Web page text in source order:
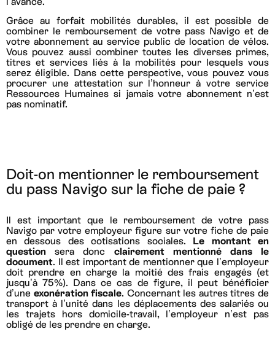
Grâce au forfait mobilités durables, il est possible de
combiner le remboursement de votre pass Navigo et de
votre abonnement au service public de location de vélos.
Vous pouvez aussi combiner toutes les diverses primes,
titres et services liés à la mobilités pour lesquels vous
serez éligible. Dans cette perspective, vous pouvez vous
procurer une attestation sur l’honneur à votre service
Ressources Humaines si jamais votre abonnement n’est
pas nominatif.
Doit-on mentionner le remboursement
du pass Navigo sur la fiche de paie ?
Il est important que le remboursement de votre pass
Navigo par votre employeur figure sur votre fiche de paie
en dessous des cotisations sociales. Le montant en
question sera donc clairement mentionné dans le
document. Il est important de mentionner que l’employeur
doit prendre en charge la moitié des frais engagés (et
jusqu’à 75%). Dans ce cas de figure, il peut bénéficier
d’une exonération fiscale. Concernant les autres titres de
transport à l’unité dans les déplacements des salariés ou
les trajets hors domicile-travail, l’employeur n’est pas
obligé de les prendre en charge.